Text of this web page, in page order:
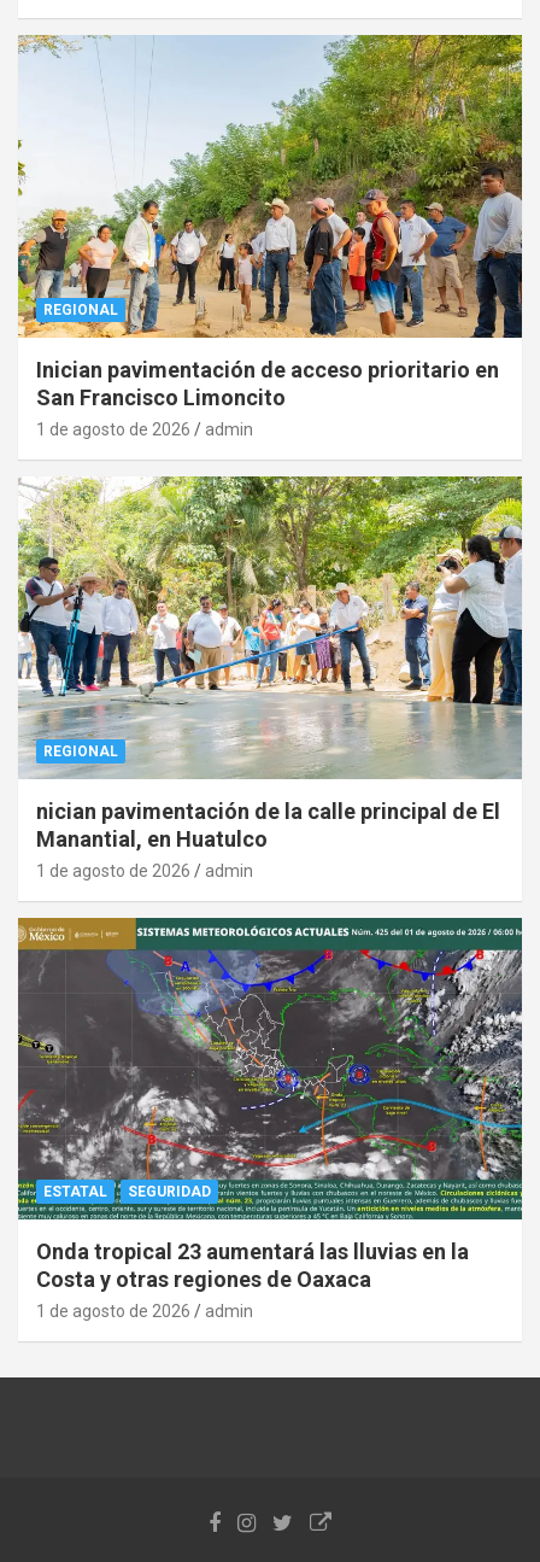
REGIONAL
Inician pavimentación de acceso prioritario en
San Francisco Limoncito
1 de agosto de 2026 admin
REGIONAL
nician pavimentación de la calle principal de El
Manantial, en Huatulco
1 de agosto de 2026 admin
ESTATAL SEGURIDAD
Onda tropical 23 aumentará las lluvias en la
Costa y otras regiones de Oaxaca
1 de agosto de 2026 admin